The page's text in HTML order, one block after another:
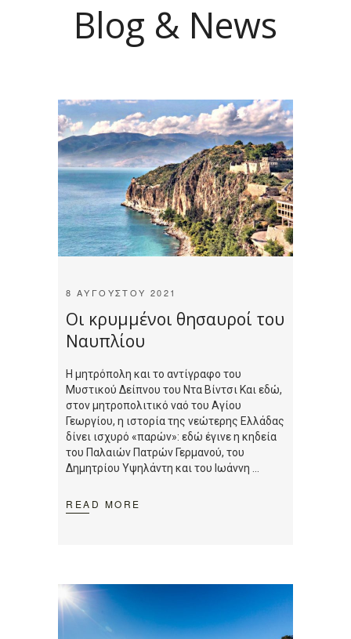
Blog & News
8 ΑΥΓΟΎΣΤΟΥ 2021
Οι κρυμμένοι θησαυροί του
Ναυπλίου
H μητρόπολη και το αντίγραφο του
Μυστικού Δείπνου του Ντα Βίντσι Και εδώ,
στον μητροπολιτικό ναό του Αγίου
Γεωργίου, η ιστορία της νεώτερης Ελλάδας
δίνει ισχυρό «παρών»: εδώ έγινε η κηδεία
του Παλαιών Πατρών Γερμανού, του
Δημητρίου Υψηλάντη και του Ιωάννη
READ MORE